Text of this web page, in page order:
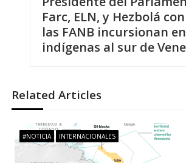
g
a
Farc, ELN, y Hezbolá
las FANB incursionan
indígenas al sur de
Related Articles
#NOTICIA INTERNACIONALES